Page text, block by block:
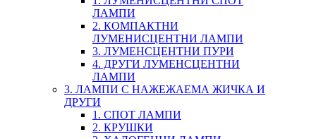
ЛАМПИ
2. КОМПАКТНИ
ЛУМЕНИСЦЕНТНИ ЛАМПИ
3. ЛУМЕНСЦЕНТНИ ПУРИ
4. ДРУГИ ЛУМЕНСЦЕНТНИ
ЛАМПИ
3. ЛАМПИ С НАЖЕЖАЕМА ЖИЧКА И
ДРУГИ
1. СПОТ ЛАМПИ
2. КРУШКИ